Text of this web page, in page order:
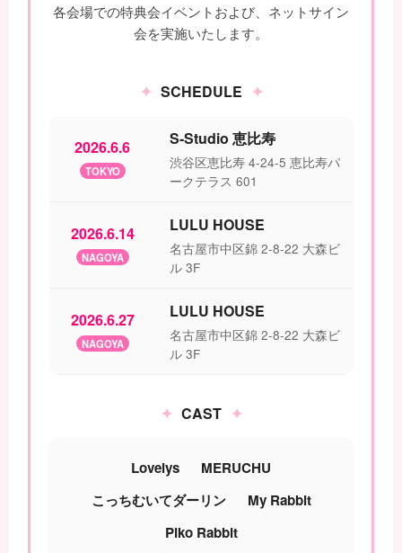
各会場での特典会イベントおよび、ネットサイン
会を実施いたします。
SCHEDULE
2026.6.6
TOKYO
S-Studio 恵比寿
渋谷区恵比寿 4-24-5 恵比寿パ
ークテラス 601
2026.6.14
NAGOYA
LULU HOUSE
名古屋市中区錦 2-8-22 大森ビ
ル 3F
2026.6.27
NAGOYA
LULU HOUSE
名古屋市中区錦 2-8-22 大森ビ
ル 3F
CAST
Lovelys
MERUCHU
こっちむいてダーリン
My Rabbit
Piko Rabbit